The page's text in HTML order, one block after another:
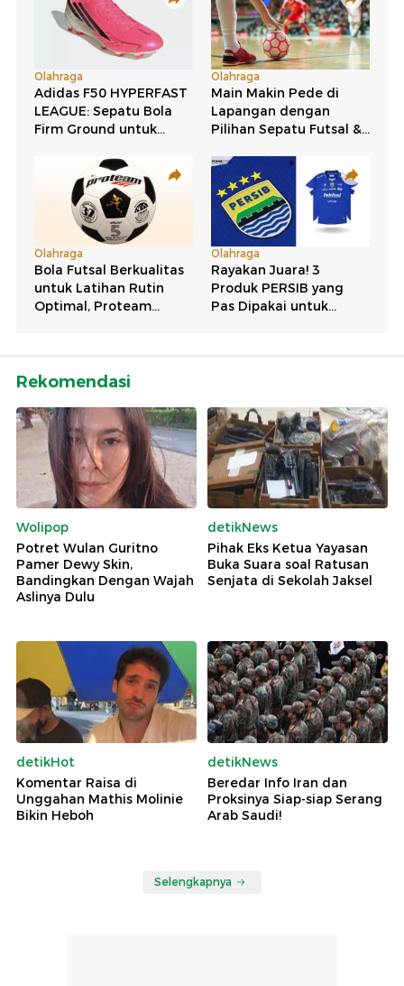
Rekomendasi
Wolipop
Potret Wulan Guritno
Pamer Dewy Skin,
Bandingkan Dengan Wajah
Aslinya Dulu
detikNews
Pihak Eks Ketua Yayasan
Buka Suara soal Ratusan
Senjata di Sekolah Jaksel
detikHot
Komentar Raisa di
Unggahan Mathis Molinie
Bikin Heboh
detikNews
Beredar Info Iran dan
Proksinya Siap-siap Serang
Arab Saudi!
Selengkapnya